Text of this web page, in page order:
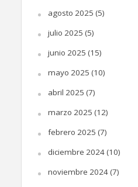
agosto 2025 (5)
julio 2025 (5)
junio 2025 (15)
mayo 2025 (10)
abril 2025 (7)
marzo 2025 (12)
febrero 2025 (7)
diciembre 2024(10)
noviembre 2024(7)